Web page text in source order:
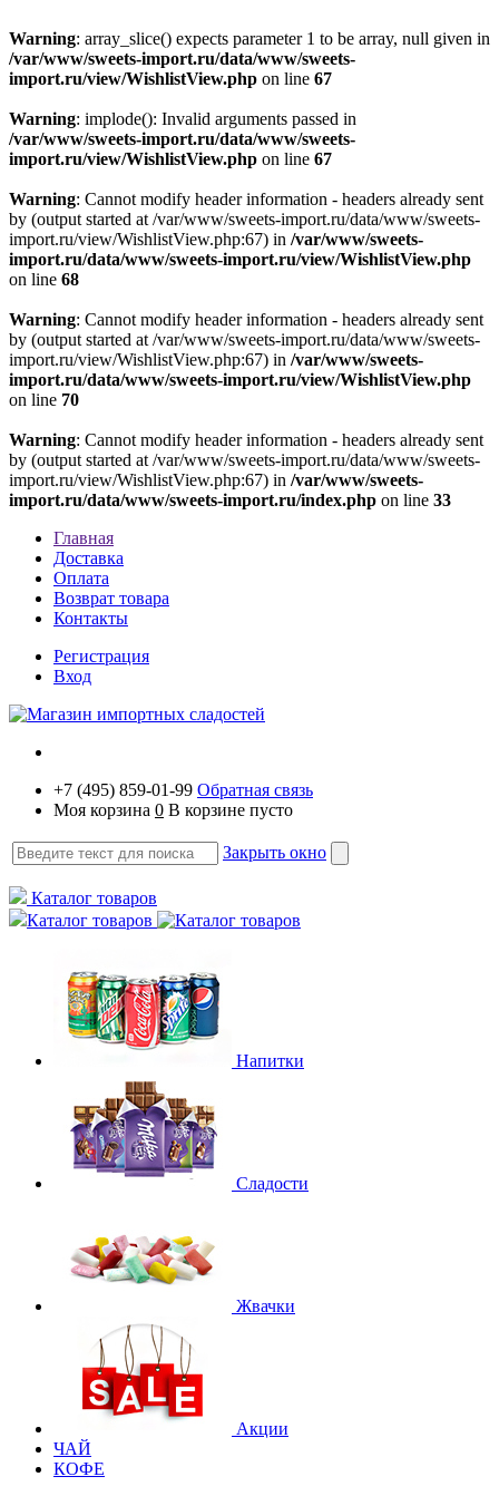
Warning: array_slice() expects parameter 1 to be array, null given in
/var/www/sweets-import.ru/data/www/sweets-
import.ru/view/WishlistView.php on line 67
Warning: implode(): Invalid arguments passed in
/var/www/sweets-import.ru/data/www/sweets-
import.ru/view/WishlistView.php on line 67
Warning: Cannot modify header information - headers already sent
by (output started at /var/www/sweets-import.ru/data/www/sweets-
import.ru/view/WishlistView.php:67) in /var/www/sweets-
import.ru/data/www/sweets-import.ru/view/WishlistView.php
on line 68
Warning: Cannot modify header information - headers already sent
by (output started at /var/www/sweets-import.ru/data/www/sweets-
import.ru/view/WishlistView.php:67) in /var/www/sweets-
import.ru/data/www/sweets-import.ru/view/WishlistView.php
on line 70
Warning: Cannot modify header information - headers already sent
by (output started at /var/www/sweets-import.ru/data/www/sweets-
import.ru/view/WishlistView.php:67) in /var/www/sweets-
import.ru/data/www/sweets-import.ru/index.php on line 33
Главная
Доставка
Оплата
Возврат товара
Контакты
Регистрация
Вход
+7 (495) 859-01-99 Обратная связь
Моя корзина 0 В корзине пусто
Закрыть окно
Каталог товаров
Каталог товаров
Напитки
Сладости
Жвачки
Акции
ЧАЙ
КОФЕ